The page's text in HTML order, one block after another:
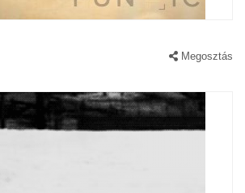
Megosztás